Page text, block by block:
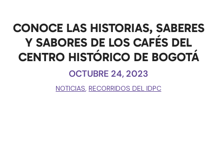
CONOCE LAS HISTORIAS, SABERES
Y SABORES DE LOS CAFÉS DEL
CENTRO HISTÓRICO DE BOGOTÁ
OCTUBRE 24, 2023
NOTICIAS, RECORRIDOS DEL IDPC